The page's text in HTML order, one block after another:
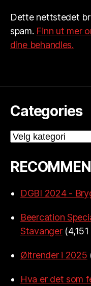
Dette nettstedet
spam. Finn ut mer
dine behandles.
Categories
Categories
DGBI 2024 -
Beercation
Stavanger
Øltrender i 2025
Hva er det som